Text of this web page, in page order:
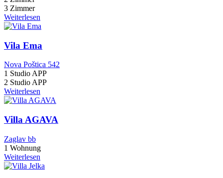
3 Zimmer
Weiterlesen
Vila Ema
Nova Poštica 542
1 Studio APP
2 Studio APP
Weiterlesen
Villa AGAVA
Zaglav bb
1 Wohnung
Weiterlesen